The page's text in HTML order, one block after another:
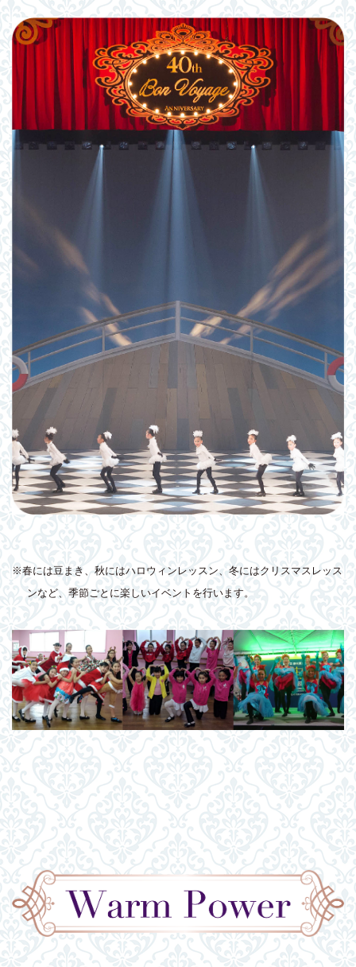
※春には豆まき、秋にはハロウィンレッスン、冬にはクリスマスレッス
ンなど、季節ごとに楽しいイベントを行います。